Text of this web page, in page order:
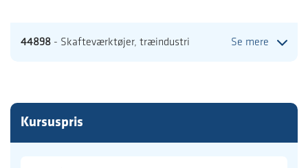
44898 - Skafteværktøjer, træindustri Se mere
Kursuspris